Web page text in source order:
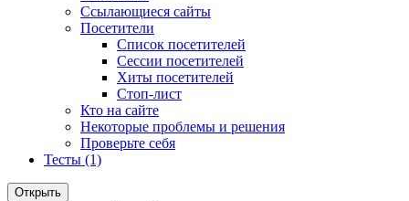
Ссылающиеся сайты
Посетители
Список посетителей
Сессии посетителей
Хиты посетителей
Стоп-лист
Кто на сайте
Некоторые проблемы и решения
Проверьте себя
Тесты (1)
Открыть